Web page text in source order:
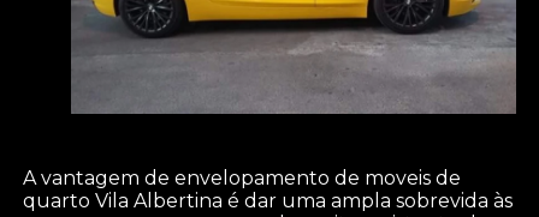
A vantagem de envelopamento de moveis de
quarto Vila Albertina é dar uma ampla sobrevida às